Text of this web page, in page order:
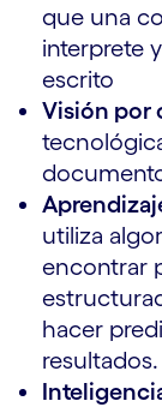
que una
interprete
escrito
Visión por
utiliza
encontrar
hacer
resultados.